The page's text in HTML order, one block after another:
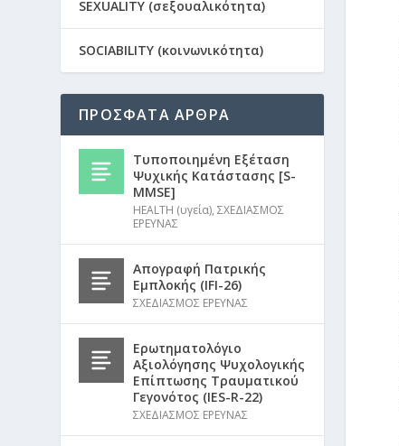
SEXUALITY (σεξουαλικότητα)
SOCIABILITY (κοινωνικότητα)
ΠΡΟΣΦΑΤΑ ΑΡΘΡΑ
Τυποποιημένη Εξέταση
Ψυχικής Κατάστασης [S-
MMSE]
HEALTH (υγεία),ΣΧΕΔΙΑΣΜΟΣ
ΕΡΕΥΝΑΣ
Απογραφή Πατρικής
Εμπλοκής (IFI-26)
ΣΧΕΔΙΑΣΜΟΣ ΕΡΕΥΝΑΣ
Ερωτηματολόγιο
Αξιολόγησης Ψυχολογικής
Επίπτωσης Τραυματικού
Γεγονότος (IES-R-22)
ΣΧΕΔΙΑΣΜΟΣ ΕΡΕΥΝΑΣ